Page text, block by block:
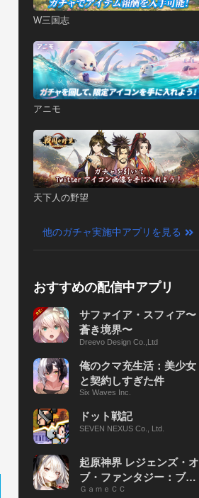
W三国志
アニモ
天下人の野望
他のガチャ実施中アプリを見る
おすすめの配信中アプリ
サファイア・スフィア〜
蒼き境界〜
Dreevo Design Co.,Ltd
俺のクマ充生活：美少女
と契約しすぎた件
Six Waves Inc.
ドット戦記
SEVEN NEXUS Co., Ltd.
起原神界 レジェンズ・オ
ブ・ファンタジー：ブレ
イブ X
ＧａｍｅＣＣ